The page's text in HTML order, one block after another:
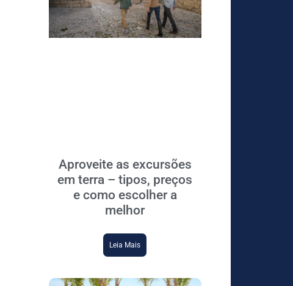
Aproveite as excursões
em terra – tipos, preços
e como escolher a
melhor
Leia Mais